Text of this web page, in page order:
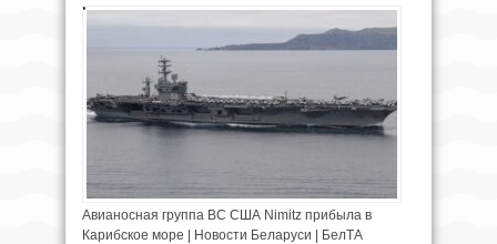
Авианосная группа ВС США Nimitz прибыла в
Карибское море | Новости Беларуси | БелТА